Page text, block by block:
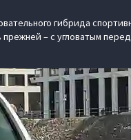
гибрида
– с угловатым